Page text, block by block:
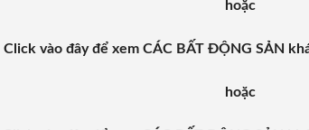
hoặc
Click vào đây để xem CÁC BẤT ĐỘNG SẢN
hoặc